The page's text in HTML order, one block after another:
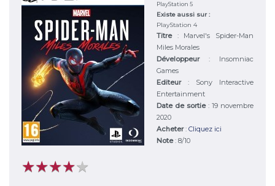
PlayStation 5
Existe aussi sur :
PlayStation 4
Titre : Marvel's Spider-Man
Miles Morales
Développeur : Insomniac
Games
Editeur : Sony Interactive
Entertainment
Date de sortie : 19 novembre
2020
Acheter: Cliquez ici
Note: 8/10
★★★★★
★★★★★